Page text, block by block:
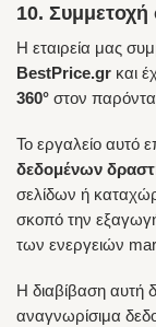
10.
Η εταιρεία μας
BestPrice.gr και
360° στον παρόντα
Το εργαλείο αυτό
δεδομένων
σελίδων ή
σκοπό την εξαγωγή
των ενεργειών
Η διαβίβαση αυτή
αναγνωρίσιμα